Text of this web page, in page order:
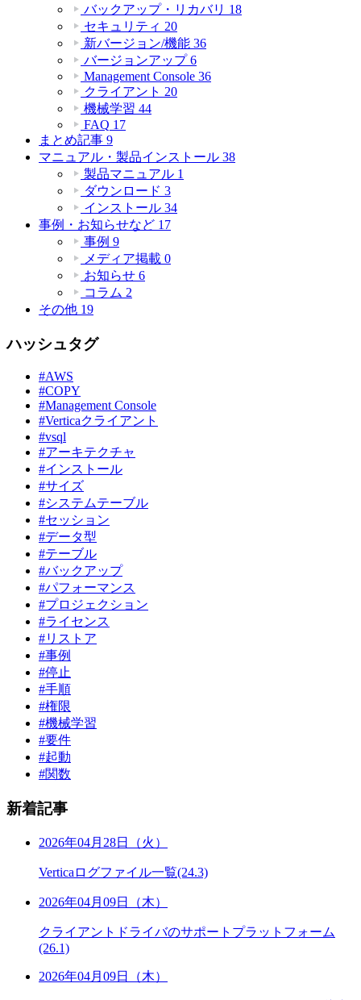
バックアップ・リカバリ 18
セキュリティ 20
新バージョン/機能 36
バージョンアップ 6
Management Console 36
クライアント 20
機械学習 44
FAQ 17
まとめ記事 9
マニュアル・製品インストール 38
製品マニュアル 1
ダウンロード 3
インストール 34
事例・お知らせなど 17
事例 9
メディア掲載 0
お知らせ 6
コラム 2
その他 19
ハッシュタグ
#AWS
#COPY
#Management Console
#Verticaクライアント
#vsql
#アーキテクチャ
#インストール
#サイズ
#システムテーブル
#セッション
#データ型
#テーブル
#バックアップ
#パフォーマンス
#プロジェクション
#ライセンス
#リストア
#事例
#停止
#手順
#権限
#機械学習
#要件
#起動
#関数
新着記事
2026年04月28日（火）
Verticaログファイル一覧(24.3)
2026年04月09日（木）
クライアントドライバのサポートプラットフォーム
(26.1)
2026年04月09日（木）